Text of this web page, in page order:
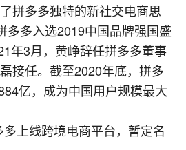
拼多多独特的新社交电商思
多多入选2019中国品牌强国盛
年3月，黄峥辞任拼多多董事
接任。截至2020年底，拼多
亿，成为中国用户规模最大
上线跨境电商平台，暂定名